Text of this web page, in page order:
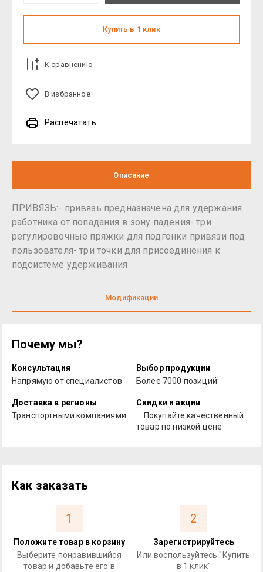
Купить в 1 клик
К сравнению
В избранное
Распечатать
Описание
ПРИВЯЗЬ:- привязь предназначена для удержания
работника от попадания в зону падения- три
регулировочные пряжки для подгонки привязи под
пользователя- три точки для присоединения к
подсистеме удерживания
Модификации
Почему мы?
Консультация
Напрямую от специалистов
Выбор продукции
Более 7000 позиций
Доставка в регионы
Транспортными компаниями
Скидки и акции
Покупайте качественный
товар по низкой цене
Как заказать
1
Положите товар в корзину
Выберите понравившийся
товар и добавьте его в
2
Зарегистрируйтесь
Или воспользуйтесь "Купить
в 1 клик"